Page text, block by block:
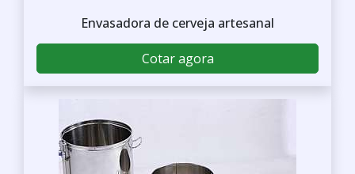
Envasadora de cerveja artesanal
Cotar agora